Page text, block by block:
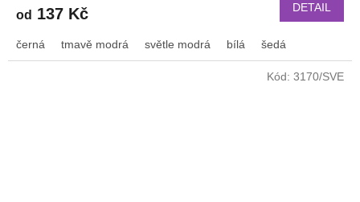
od 137 Kč DETAIL
černá tmavě modrá světle modrá bílá šedá
Kód: 3170/SVE